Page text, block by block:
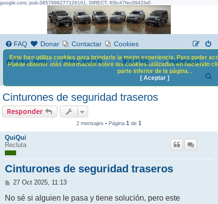
google.com, pub-3857996277126161, DIRECT, f08c47fec0942fa0
FAQ Donar Contactar Cookies
Foro Jeep Renegade Foro Jeep Renegade JEEP RENEGADE
Habitáculo / Interior
a
Cinturones de seguridad traseros
Responder
2 mensajes • Página 1 de 1
QuiQui
Recluta
Cinturones de seguridad traseros
M
n
27 Oct 2025, 11:13
No sé si alguien le pasa y tiene solución, pero este
Este foro utiliza cookies para brindarle la mejor experiencia. Para poder
Puede obtener más información sobre las cookies utilizadas en haciendo
parte inferior de la página. .
[ Aceptar ]